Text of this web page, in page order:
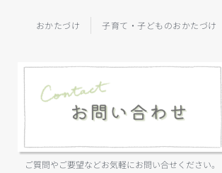
おかたづけ 子育て・子どものおかたづけ
ご質問やご要望などお気軽にお問い合せください。